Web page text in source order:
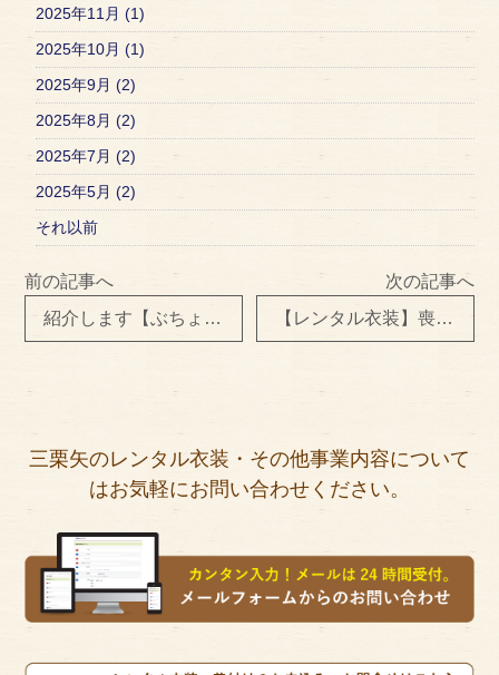
2025年11月 (1)
2025年10月 (1)
2025年9月 (2)
2025年8月 (2)
2025年7月 (2)
2025年5月 (2)
それ以前
前の記事へ
紹介します【ぶちょー】
次の記事へ
【レンタル衣装】喪服 着物
三栗矢のレンタル衣装・その他事業内容について
はお気軽にお問い合わせください。